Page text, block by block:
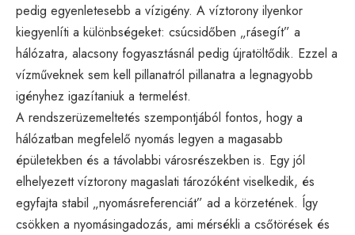
pedig egyenletesebb a vízigény. A víztorony ilyenkor
kiegyenlíti a különbségeket: csúcsidőben „rásegít” a
hálózatra, alacsony fogyasztásnál pedig újratöltődik. Ezzel a
vízműveknek sem kell pillanatról pillanatra a legnagyobb
igényhez igazítaniuk a termelést.
A rendszerüzemeltetés szempontjából fontos, hogy a
hálózatban megfelelő nyomás legyen a magasabb
épületekben és a távolabbi városrészekben is. Egy jól
elhelyezett víztorony magaslati tározóként viselkedik, és
egyfajta stabil „nyomásreferenciát” ad a körzetének. Így
csökken a nyomásingadozás, ami mérsékli a csőtörések és